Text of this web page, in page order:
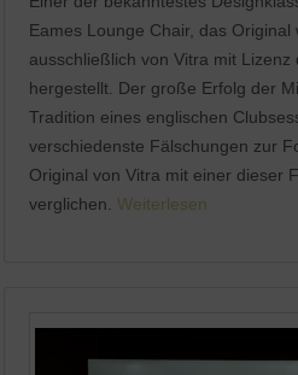
Eames Lounge Chair, das Original
ausschließlich von Vitra mit Lizenz
hergestellt. Der große Erfolg der
Tradition eines englischen
verschiedenste Fälschungen zur
Original von Vitra mit einer dieser
verglichen.Weiterlesen